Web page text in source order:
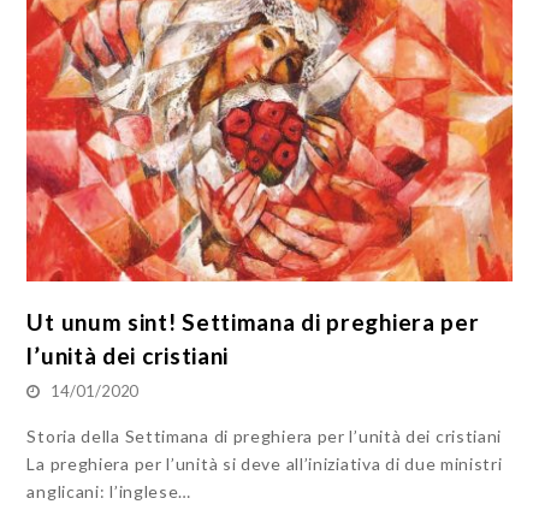
Ut unum sint! Settimana di preghiera per
l’unità dei cristiani
14/01/2020
Storia della Settimana di preghiera per l’unità dei cristiani
La preghiera per l’unità si deve all’iniziativa di due ministri
anglicani: l’inglese…